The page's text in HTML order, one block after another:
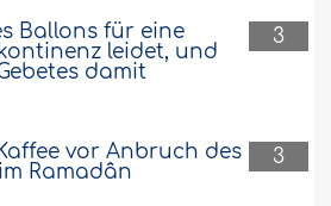
3
Ballons für eine
leidet, und
damit
3
vor Anbruch des
Ramadân